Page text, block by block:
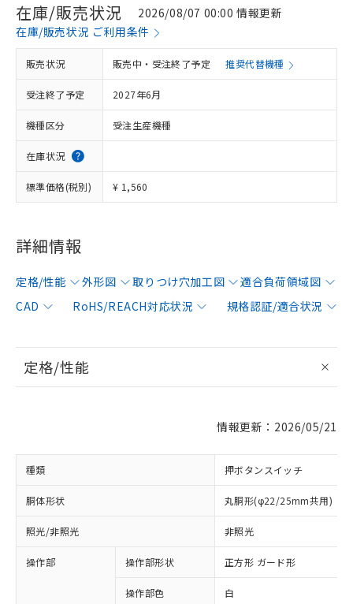
在庫/販売状況
2026/08/07 00:00 情報更新
在庫/販売状況 ご利用条件
販売状況 販売中・受注終了予定 推奨代替機種
受注終了予定 2027年6月
機種区分 受注生産機種
在庫状況
標準価格(税別) ¥ 1,560
詳細情報
定格/性能 外形図 取りつけ穴加工図
適合負荷領域図
CAD
RoHS/REACH対応状況 規格認証/適合状況
定格/性能
情報更新：2026/05/21
種類 押ボタンスイッチ
胴体形状 丸胴形(φ22/25mm共用)
照光/非照光 非照光
操作部 操作部形状 正方形 ガード形
操作部色 白